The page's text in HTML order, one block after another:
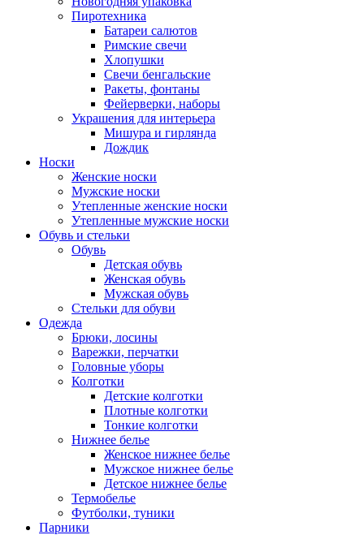
Пиротехника
Батареи салютов
Римские свечи
Хлопушки
Свечи бенгальские
Ракеты, фонтаны
Фейерверки, наборы
Украшения для интерьера
Мишура и гирлянда
Дождик
Носки
Женские носки
Мужские носки
Утепленные женские носки
Утепленные мужские носки
Обувь и стельки
Обувь
Детская обувь
Женская обувь
Мужская обувь
Стельки для обуви
Одежда
Брюки, лосины
Варежки, перчатки
Головные уборы
Колготки
Детские колготки
Плотные колготки
Тонкие колготки
Нижнее белье
Женское нижнее белье
Мужское нижнее белье
Детское нижнее белье
Термобелье
Футболки, туники
Парники